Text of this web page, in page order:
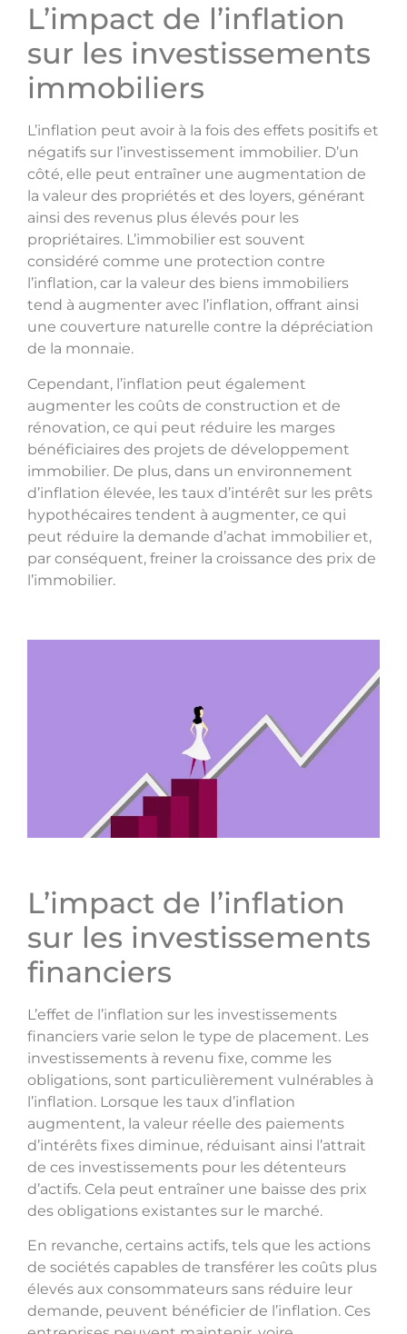
L’impact de l’inflation
sur les investissements
immobiliers
L’inflation peut avoir à la fois des effets positifs et
négatifs sur l’investissement immobilier. D’un
côté, elle peut entraîner une augmentation de
la valeur des propriétés et des loyers, générant
ainsi des revenus plus élevés pour les
propriétaires. L’immobilier est souvent
considéré comme une protection contre
l’inflation, car la valeur des biens immobiliers
tend à augmenter avec l’inflation, offrant ainsi
une couverture naturelle contre la dépréciation
de la monnaie.
Cependant, l’inflation peut également
augmenter les coûts de construction et de
rénovation, ce qui peut réduire les marges
bénéficiaires des projets de développement
immobilier. De plus, dans un environnement
d’inflation élevée, les taux d’intérêt sur les prêts
hypothécaires tendent à augmenter, ce qui
peut réduire la demande d’achat immobilier et,
par conséquent, freiner la croissance des prix de
l’immobilier.
L’impact de l’inflation
sur les investissements
financiers
L’effet de l’inflation sur les investissements
financiers varie selon le type de placement. Les
investissements à revenu fixe, comme les
obligations, sont particulièrement vulnérables à
l’inflation. Lorsque les taux d’inflation
augmentent, la valeur réelle des paiements
d’intérêts fixes diminue, réduisant ainsi l’attrait
de ces investissements pour les détenteurs
d’actifs. Cela peut entraîner une baisse des prix
des obligations existantes sur le marché.
En revanche, certains actifs, tels que les actions
de sociétés capables de transférer les coûts plus
élevés aux consommateurs sans réduire leur
demande, peuvent bénéficier de l’inflation. Ces